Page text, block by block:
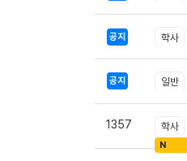
공지 학사
공지 일반
1357 학사
N